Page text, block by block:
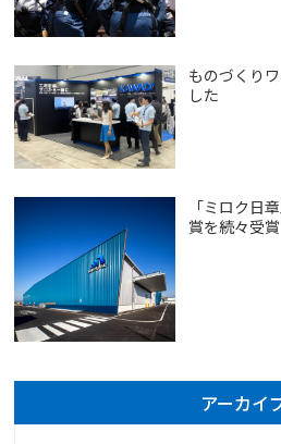
ものづくり
した
「ミロク日
賞を続々受賞
アーカイ